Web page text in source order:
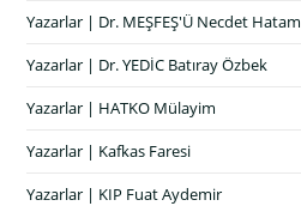
Yazarlar | Dr. MEŞFEŞ'Ü Necdet Hatam
Yazarlar | Dr. YEDİC Batıray Özbek
Yazarlar | HATKO Mülayim
Yazarlar | Kafkas Faresi
Yazarlar | KIP Fuat Aydemir